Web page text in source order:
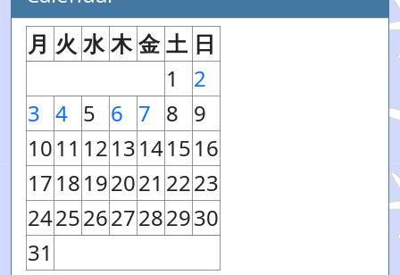
月 火 水 木 金 土 日
1
2
3 4 5 6 7 8 9
1011 1213141516
1718192021 2223
24252627282930
31